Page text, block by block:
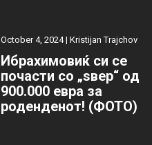
October 4, 2024 |Kristijan Trajchov
Ибрахимовиќ си се
почасти со „ѕвер“ од
900.000 евра за
роденденот! (ФОТО)